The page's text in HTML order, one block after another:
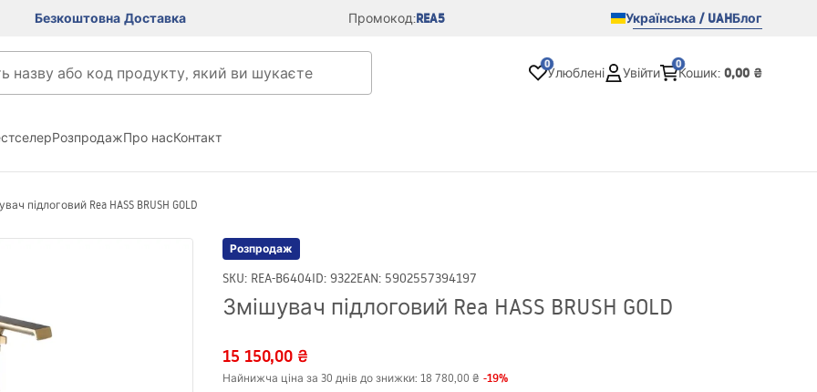
Безкоштовна Доставка Промокод:REA5 Українська / UAHБлог
0
Улюблені Увійти
0
Кошик: 0,00 ₴
РозпродажПро насКонтакт
підлоговий Rea HASS BRUSH GOLD
Розпродаж
SKU: REA-B6404ID: 9322EAN: 5902557394197
Змішувач підлоговий Rea HASS BRUSH GOLD
15 150,00 ₴
Найнижча ціна за 30 днів до знижки: 18 780,00 ₴ -19%